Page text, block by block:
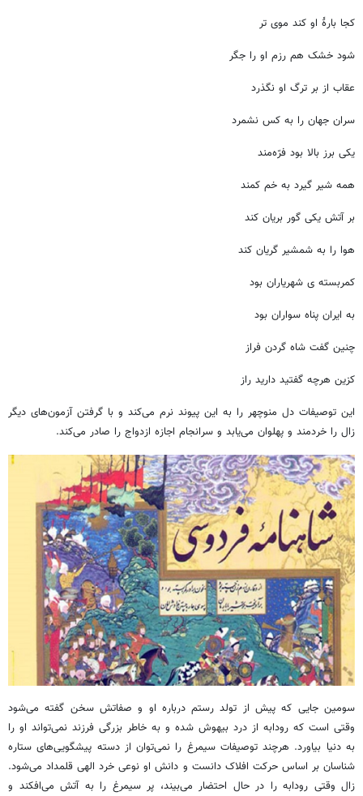
کجا بارۀ او کند موی تر
شود خشک هم رزم او را جگر
عقاب از بر ترگ او نگذرد
سران جهان را به کس نشمرد
یکی برز بالا بود فرّه‌مند
همه شیر گیرد به خم کمند
بر آتش یکی گور بریان کند
هوا را به شمشیر گریان کند
کمربسته ی شهریاران بود
به ایران پناه سواران بود
چنین گفت شاه گردن فراز
کزین هرچه گفتید دارید راز
این توصیفات دل منوچهر را به این پیوند نرم می‌کند و با گرفتن آزمون‌های دیگر
زال را خردمند و پهلوان می‌یابد و سرانجام اجازه ازدواج را صادر می‌کند.
سومین جایی که پیش از تولد رستم درباره او و صفاتش سخن گفته می‌شود
وقتی است که رودابه از درد بیهوش شده و به خاطر بزرگی فرزند نمی‌تواند او را
به دنیا بیاورد. هرچند توصیفات سیمرغ را نمی‌توان از دسته پیشگویی‌های ستاره
شناسان بر اساس حرکت افلاک دانست و دانش او نوعی خرد الهی قلمداد می‌شود.
زال وقتی رودابه را در حال احتضار می‌بیند، پر سیمرغ را به آتش می‌افکند و